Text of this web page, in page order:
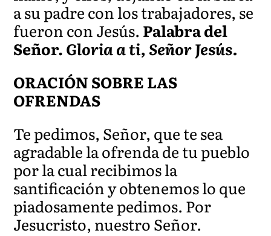
a su padre con los trabajadores, se
fueron con Jesús. Palabra del
Señor.Gloria a ti, Señor Jesús.
ORACIÓN SOBRE LAS
OFRENDAS
Te pedimos, Señor, que te sea
agradable la ofrenda de tu pueblo
por la cual recibimos la
santificación y obtenemos lo que
piadosamente pedimos. Por
Jesucristo, nuestro Señor.